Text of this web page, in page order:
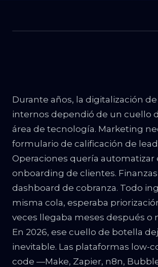
Durante años, la digitalización
internos dependió de un cuello
área de tecnología. Marketing
formulario de calificación de
Operaciones quería automatizar
onboarding de clientes.
dashboard de cobranza. Todo
misma cola, esperaba
veces llegaba meses después o
En 2026, ese cuello de botella
inevitable. Las plataformas low-
code —Make, Zapier, n8n,